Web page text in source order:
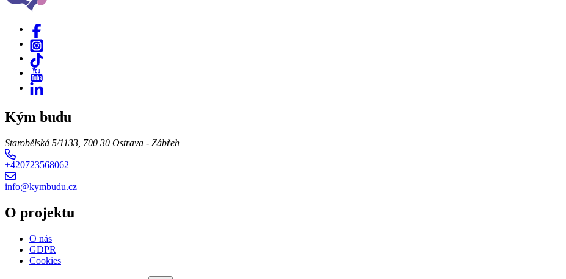
Kým budu
Starobělská 5/1133, 700 30 Ostrava - Zábřeh
+420723568062
info@kymbudu.cz
O projektu
O nás
GDPR
Cookies